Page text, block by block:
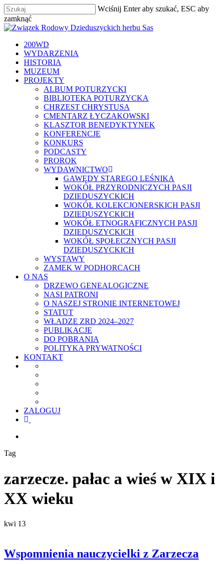
Skip
to
main
Wciśnij Enter aby szukać, ESC aby
zamknąć
Zamknij
szukaj
Menu
200WD
WYDARZENIA
HISTORIA
MUZEUM
PROJEKTY
ALBUM POTURZYCKI
BIBLIOTEKA POTURZYCKA
CHRZEST CHRYSTUSA
CMENTARZ ŁYCZAKOWSKI
KLASZTOR BENEDYKTYNEK
KONFERENCJE
KONKURS
PODCASTY
PROROK
WYDAWNICTWO
GAWĘDY STAREGO LEŚNIKA
WOKÓŁ PRZYRODNICZYCH PASJI
DZIEDUSZYCKICH
WOKÓŁ KOLEKCJONERSKICH PASJI
DZIEDUSZYCKICH
WOKÓŁ ETNOGRAFICZNYCH PASJI
DZIEDUSZYCKICH
WOKÓŁ SPOŁECZNYCH PASJI
DZIEDUSZYCKICH
WYSTAWY
ZAMEK W PODHORCACH
O NAS
DRZEWO GENEALOGICZNE
NASI PATRONI
O NASZEJ STRONIE INTERNETOWEJ
STATUT
WŁADZE ZRD 2024–2027
PUBLIKACJE
DO POBRANIA
POLITYKA PRYWATNOŚCI
KONTAKT
ZALOGUJ
facebook
Tag
zarzecze. pałac a wieś w XIX i
XX wieku
kwi 13
Wspomnienia nauczycielki z Zarzecza